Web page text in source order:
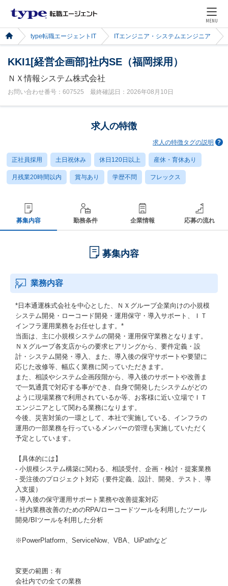
MENU
type転職エージェントIT ITエンジニア・システムエンジニア
KKI1[経営企画部]社内SE（福岡採用）
ＮＸ情報システム株式会社
お問い合わせ番号：607525 最終確認日：2026年08月10日
求人の特徴
求人の特徴タグの説明
正社員採用 土日祝休み 休日120日以上 産休・育休あり
月残業20時間以内 賞与あり 学歴不問 フレックス
募集内容 勤務条件 企業情報 応募の流れ
募集内容
業務内容
*日本通運株式会社を中心とした、ＮＸグループ企業向けの小規模
システム開発・ローコード開発・運用保守・導入サポート、ＩＴ
インフラ運用業務をお任せします。*
当面は、主に小規模システムの開発・運用保守業務となります。
ＮＸグループ各支店からの要求ヒアリングから、要件定義・設
計・システム開発・導入、また、導入後の保守サポートや要望に
応じた改修等、幅広く業務に関っていただきます。
また、相談やシステム企画段階から、導入後のサポートや改善ま
で一気通貫で対応する事ができ、自身で開発したシステムがどの
ように現場業務で利用されているか等、お客様に近い立場でＩＴ
エンジニアとして関わる業務になります。
今後、災害対策の一環として、本社で実施している、インフラの
運用の一部業務を行っているメンバーの管理も実施していただく
予定としています。
【具体的には】
- 小規模システム構築に関わる、相談受付、企画・検討・提案業務
- 受注後のプロジェクト対応（要件定義、設計、開発、テスト、導
入支援）
- 導入後の保守運用サポート業務や改善提案対応
- 社内業務改善のためのRPA/ローコードツールを利用したツール
開発/BIツールを利用した分析
※PowerPlatform、ServiceNow、VBA、UiPathなど
変更の範囲：有
会社内での全ての業務